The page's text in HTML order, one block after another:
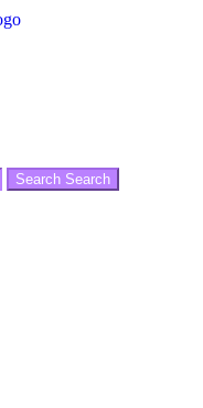
Search Search